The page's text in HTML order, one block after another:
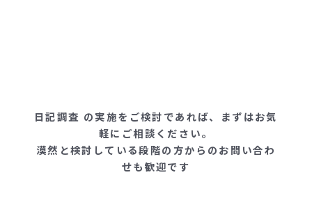
日記調査 の実施をご検討であれば、まずはお気
軽にご相談ください。
漠然と検討している段階の方からのお問い合わ
せも歓迎です